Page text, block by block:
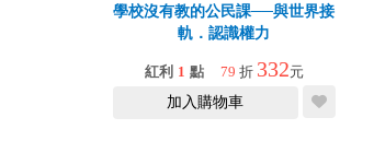
學校沒有教的公民課──與世界接
軌．認識權力
紅利 1 點 79 折 332元
加入購物車